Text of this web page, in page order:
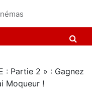
: Partie 2 » : Gagnez
Moqueur !